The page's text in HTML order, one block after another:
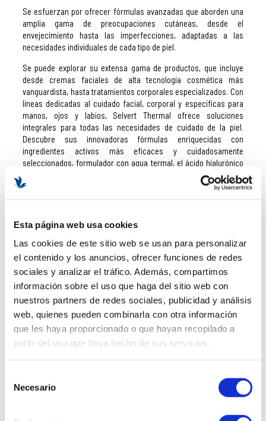
Esta página web usa cookies
Las cookies de este sitio web se usan para personalizar
el contenido y los anuncios, ofrecer funciones de redes
sociales y analizar el tráfico. Además, compartimos
información sobre el uso que haga del sitio web con
nuestros partners de redes sociales, publicidad y análisis
web, quienes pueden combinarla con otra información
que les haya proporcionado o que hayan recopilado a
partir del uso que haya hecho de sus servicios.
Necesario
Se esfuerzan por ofrecer fórmulas avanzadas que aborden una
amplia gama de preocupaciones cutáneas, desde el
envejecimiento hasta las imperfecciones, adaptadas a las
necesidades individuales de cada tipo de piel.
Se puede explorar su extensa gama de productos, que incluye
desde cremas faciales de alta tecnología cosmética más
vanguardista, hasta tratamientos corporales especializados. Con
líneas dedicadas al cuidado facial, corporal y específicas para
manos, ojos y labios, Selvert Thermal ofrece soluciones
integrales para todas las necesidades de cuidado de la piel.
Descubre sus innovadoras fórmulas enriquecidas con
ingredientes activos más eficaces y cuidadosamente
seleccionados, formulador con agua termal, el ácido hialurónico
(con diferentes tipos de acidos hialrurónicos, incluyendio el de
alto peso molecular), el complejo ProRenew y muchos más.
Selvert Thermal 24k soin d'or
Calendario de adviento Selvert Thermal
Crema Selvert Thermal Vitamina C
Duo Serum Selvert Thermal
Selvert Thermal Balance Mousse
Selvert Thermal Cell Vitale Anti Age
Selvert Thermal Vitamina C
referencia del mercado cosmético y del mundo de la belleza y
cuidado facial y corporal. Su actuación inmaculada frente a la